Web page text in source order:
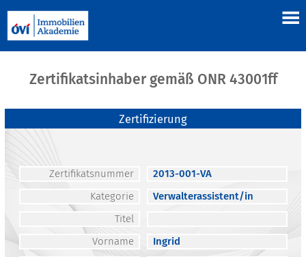
Zertifikatsinhaber gemäß ONR 43001ff
Zertifizierung
Zertifikatsnummer
2013-001-VA
Kategorie
Verwalterassistent/in
Titel
Vorname
Ingrid